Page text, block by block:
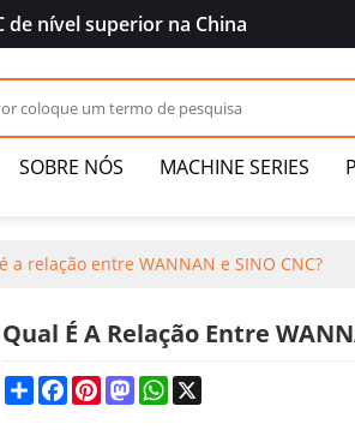
de nível superior na China
SOBRE NÓS MACHINE SERIES
a relação entre WANNAN e SINO CNC?
Qual É A Relação Entre
ShareFacebook
PinterestMastodonWhatsApp
X